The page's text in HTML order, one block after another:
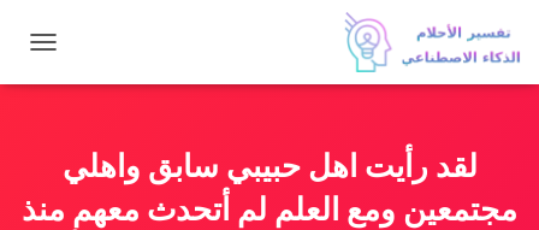
ب
ت
لقد رأيت اهل حبيبي سابق واهلي
مجتمعين ومع العلم لم أتحدث معهم منذ